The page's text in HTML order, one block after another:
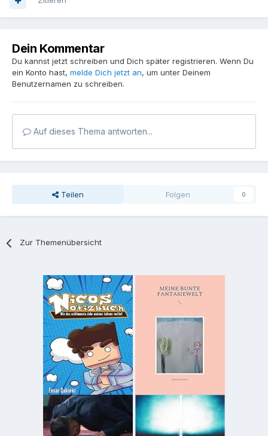
Dein Kommentar
Du kannst jetzt schreiben und Dich später registrieren. Wenn Du
ein Konto hast, melde Dich jetzt an, um unter Deinem
Benutzernamen zu schreiben.
Auf dieses Thema antworten...
Teilen Folgen 0
Zur Themenübersicht